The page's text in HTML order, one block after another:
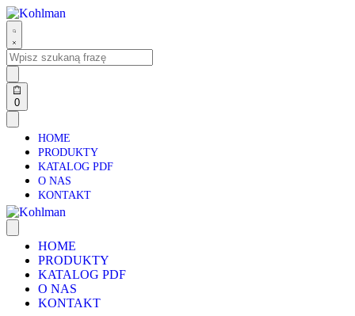
0
HOME
PRODUKTY
KATALOG PDF
O NAS
KONTAKT
HOME
PRODUKTY
KATALOG PDF
O NAS
KONTAKT